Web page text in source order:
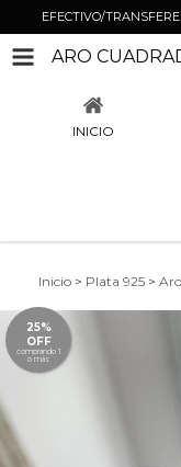
EFECTIVO/
ARO
INICIO
Inicio > Plata 925 >
25%
OFF
comprando 1
o más